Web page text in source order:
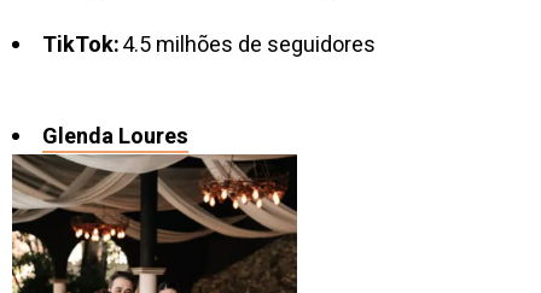
TikTok:4.5 milhões de seguidores
Glenda Loures